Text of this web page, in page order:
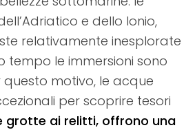
e dello Ionio,
relativamente inesplorate
tempo le immersioni sono
motivo, le acque
per scoprire tesori
grotte ai relitti, offrono una